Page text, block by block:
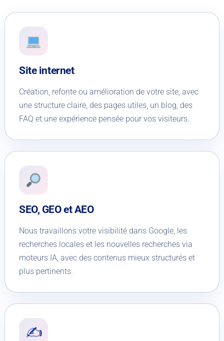
Site internet
Création, refonte ou amélioration de votre site, avec
une structure claire, des pages utiles, un blog, des
FAQ et une expérience pensée pour vos visiteurs.
SEO, GEO et AEO
Nous travaillons votre visibilité dans Google, les
recherches locales et les nouvelles recherches via
moteurs IA, avec des contenus mieux structurés et
plus pertinents.
✍️